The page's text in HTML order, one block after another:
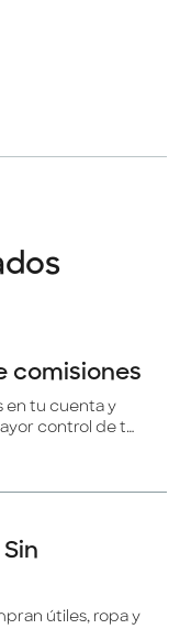
comisiones
en tu cuenta y
control de tu
útiles, ropa y